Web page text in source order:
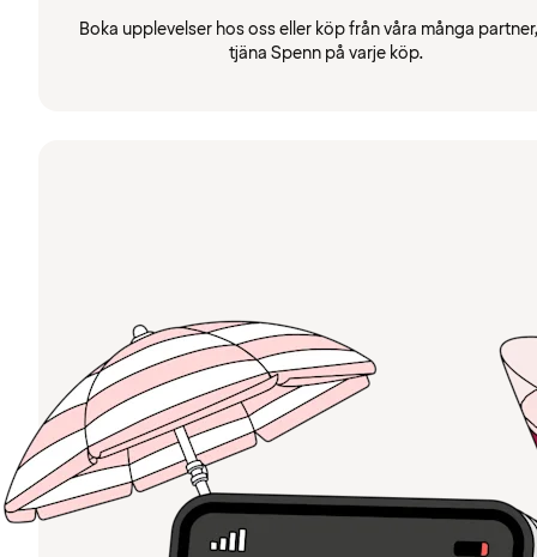
Boka upplevelser hos oss eller köp från våra många
tjäna Spenn på varje köp.